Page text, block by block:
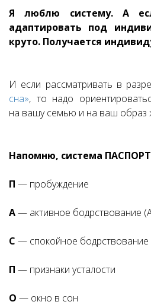
Я люблю систему. А
адаптировать под
круто. Получается
И если рассматривать в
сна», то надо
на вашу семью и на ваш образ
Напомню, система ПАСПОРТ
П — пробуждение
А— активное бодрствование
С — спокойное бодрствование
П — признаки усталости
О — окно в сон